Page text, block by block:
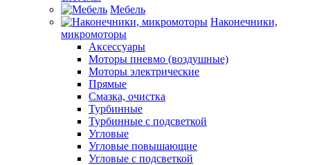
Мебель
Наконечники,
микромоторы
Аксессуары
Моторы пневмо (воздушные)
Моторы электрические
Прямые
Смазка, очистка
Турбинные
Турбинные с подсветкой
Угловые
Угловые повышающие
Угловые с подсветкой